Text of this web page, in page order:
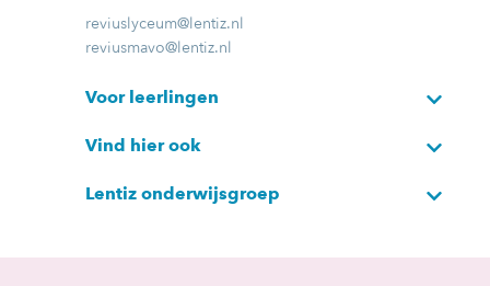
reviuslyceum@lentiz.nl
reviusmavo@lentiz.nl
Voor leerlingen
Vind hier ook
Lentiz onderwijsgroep